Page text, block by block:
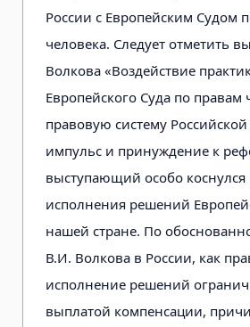
России с Европейским Судом
человека. Следует отметить
Волкова «Воздействие
Европейского Суда по правам
правовую систему
импульс и принуждение к
выступающий особо
исполнения решений
нашей стране. По
В.И. Волкова в России, как
исполнение решений
выплатой компенсации,